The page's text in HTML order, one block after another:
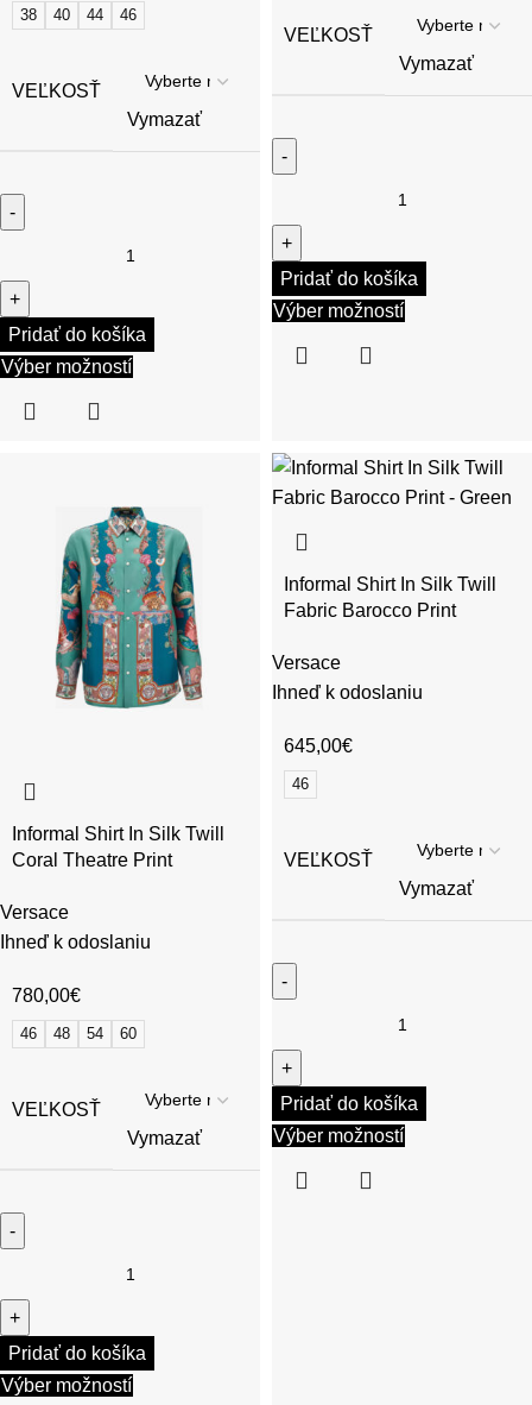
38 40 44 46
VEĽKOSŤ
Vymazať
Pridať do košíka
Výber možností
VEĽKOSŤ
Vymazať
Pridať do košíka
Výber možností
Informal Shirt In Silk Twill
Coral Theatre Print
Versace
Ihneď k odoslaniu
780,00€
46 48 54 60
VEĽKOSŤ
Vymazať
Pridať do košíka
Výber možností
Informal Shirt In Silk Twill
Fabric Barocco Print
Versace
Ihneď k odoslaniu
645,00€
46
VEĽKOSŤ
Vymazať
Pridať do košíka
Výber možností